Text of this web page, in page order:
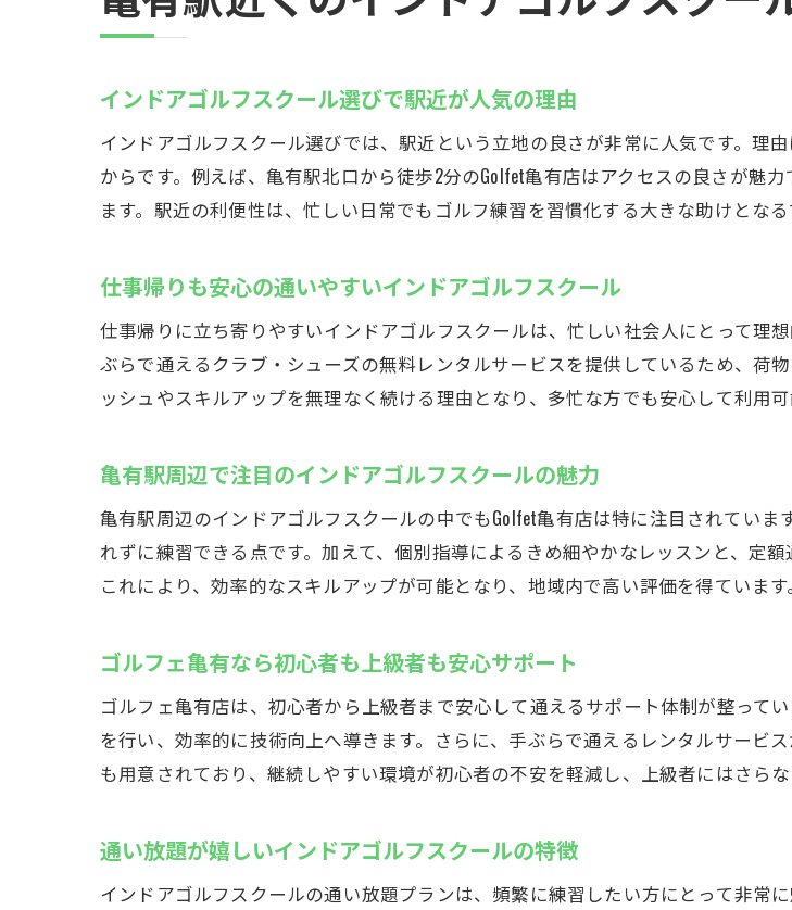
ゴルフェ亀有：手ぶらで通えるイン
手ぶらで通える利便性がゴルフェ
ゴルフェ亀有の設備とサービスを
初心者にも嬉しいクラブ・シュ
インドアゴルフスクールで快適に
初心者向けゴルフレッスンなら亀有の
インドアゴルフスクールで基礎
初心者にも安心な個別指導のイ
ゴルフェ亀有のレッスン内容と上
失敗しないゴルフスクールの選び
口コミで評判のインドアゴルフ
天候に左右されない亀有のインドア
天候不問で通えるインドアゴルフ
インドアゴルフスクールなら雨の
最新設備を備えたゴルフェ亀有
季節を問わず上達できるインド
他店舗との違いを体感できるゴ
マンツーマン指導が受けられるイ
ゴルフェ亀有の個別レッスンの
インドアゴルフスクール選びで駅近が人気の理由
インドアゴルフスクール選びでは、駅近という立地の良さが非常に人気です。理
からです。例えば、亀有駅北口から徒歩2分のGolfet亀有店はアクセスの良さが魅
ます。駅近の利便性は、忙しい日常でもゴルフ練習を習慣化する大きな助けとなる
仕事帰りも安心の通いやすいインドアゴルフスクール
仕事帰りに立ち寄りやすいインドアゴルフスクールは、忙しい社会人にとって理
ぶらで通えるクラブ・シューズの無料レンタルサービスを提供しているため、荷
ッシュやスキルアップを無理なく続ける理由となり、多忙な方でも安心して利用可
亀有駅周辺で注目のインドアゴルフスクールの魅力
亀有駅周辺のインドアゴルフスクールの中でもGolfet亀有店は特に注目されてい
れずに練習できる点です。加えて、個別指導によるきめ細やかなレッスンと、定
これにより、効率的なスキルアップが可能となり、地域内で高い評価を得ています。
ゴルフェ亀有なら初心者も上級者も安心サポート
ゴルフェ亀有店は、初心者から上級者まで安心して通えるサポート体制が整って
を行い、効率的に技術向上へ導きます。さらに、手ぶらで通えるレンタルサービ
も用意されており、継続しやすい環境が初心者の不安を軽減し、上級者にはさらな
通い放題が嬉しいインドアゴルフスクールの特徴
インドアゴルフスクールの通い放題プランは、頻繁に練習したい方にとって非常